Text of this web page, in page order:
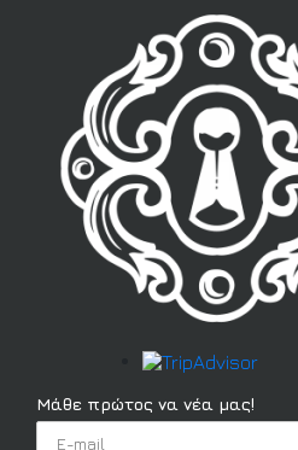
Μάθε πρώτος να νέα μας!